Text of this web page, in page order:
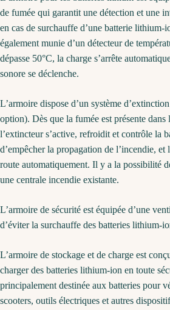
de fumée qui garantit une détection et une
en cas de surchauffe d’une batterie lithium-
également munie d’un détecteur de
dépasse 50°C, la charge s’arrête
sonore se déclenche.
L’armoire dispose d’un système
option). Dès que la fumée est présente dans
l’extincteur s’active, refroidit et contrôle la
d’empêcher la propagation de l’incendie, et
route automatiquement. Il y a la possibilité
une centrale incendie existante.
L’armoire de sécurité est équipée d’une
d’éviter la surchauffe des batteries lithium-
L’armoire de stockage et de charge est
charger des batteries lithium-ion en toute
principalement destinée aux batteries pour
scooters, outils électriques et autres